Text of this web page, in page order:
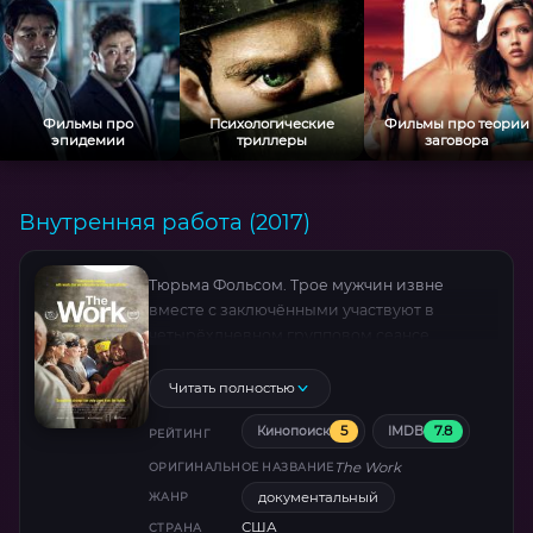
Фильмы про
эпидемии
Психологические
триллеры
Фильмы про теории
заговора
Внутренняя работа (2017)
Тюрьма Фольсом. Трое мужчин извне
вместе с заключёнными участвуют в
реабилитации бывших заключённых.
Читать полностью
РЕЙТИНГ Кинопоиск 5 IMDB 7.8
ОРИГИНАЛЬНОЕ НАЗВАНИЕ The Work
ЖАНР документальный
СТРАНА США